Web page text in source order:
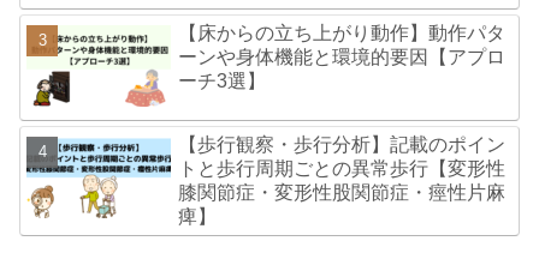
【床からの立ち上がり動作】動作パタ
ーンや身体機能と環境的要因【アプロ
ーチ3選】
【歩行観察・歩行分析】記載のポイン
トと歩行周期ごとの異常歩行【変形性
膝関節症・変形性股関節症・痙性片麻
痺】